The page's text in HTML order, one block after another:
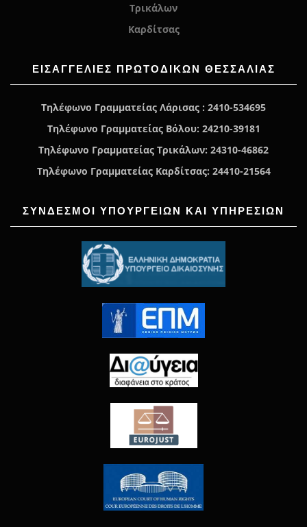
Τρικάλων
Καρδίτσας
ΕΙΣΑΓΓΕΛΊΕΣ ΠΡΩΤΟΔΙΚΏΝ ΘΕΣΣΑΛΙΑΣ
Τηλέφωνο Γραμματείας Λάρισας : 2410-534695
Τηλέφωνο Γραμματείας Βόλου: 24210-39181
Τηλέφωνο Γραμματείας Τρικάλων: 24310-46862
Τηλέφωνο Γραμματείας Καρδίτσας: 24410-21564
ΣΥΝΔΕΣΜΟΙ ΥΠΟΥΡΓΕΙΩΝ ΚΑΙ ΥΠΗΡΕΣΙΩΝ